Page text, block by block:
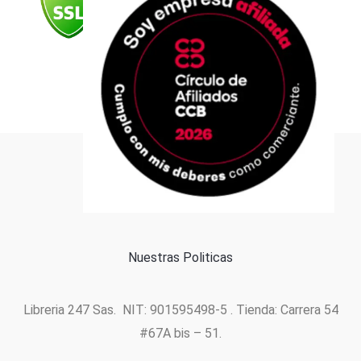
m
Formas de pago
Nuestras Politicas
Libreria 247 Sas. NIT: 901595498-5 . Tienda: Carrera 54
#67A bis – 51.